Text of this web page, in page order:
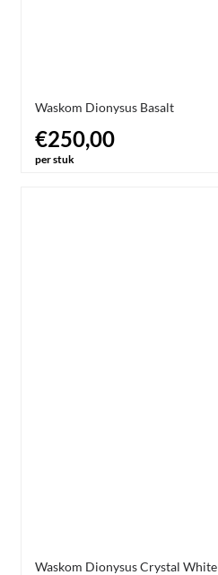
Waskom Dionysus Basalt
€250,00
per stuk
Waskom Dionysus Crystal White